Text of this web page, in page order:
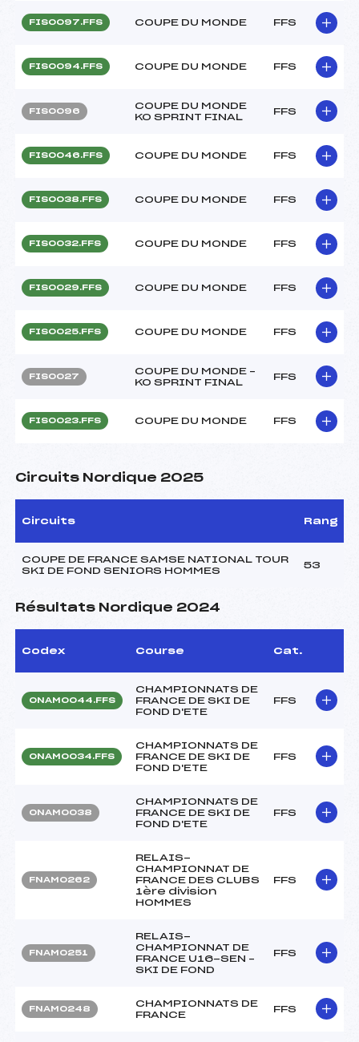
FIS0097.FFS COUPE DU MONDE FFS
FIS0094.FFS COUPE DU MONDE FFS
FIS0096
COUPE DU MONDE
KO SPRINT FINAL
FFS
FIS0046.FFS COUPE DU MONDE FFS
FIS0038.FFS COUPE DU MONDE FFS
FIS0032.FFS COUPE DU MONDE FFS
FIS0029.FFS COUPE DU MONDE FFS
FIS0025.FFS COUPE DU MONDE FFS
FIS0027
COUPE DU MONDE –
KO SPRINT FINAL
FFS
FIS0023.FFS COUPE DU MONDE FFS
Circuits Nordique 2025
Circuits Rang
COUPE DE FRANCE SAMSE NATIONAL TOUR
SKI DE FOND SENIORS HOMMES
53
Résultats Nordique 2024
Codex Course Cat.
ONAM0044.FFS
CHAMPIONNATS DE
FRANCE DE SKI DE
FOND D'ETE
FFS
ONAM0034.FFS
CHAMPIONNATS DE
FRANCE DE SKI DE
FOND D'ETE
FFS
ONAM0038
CHAMPIONNATS DE
FRANCE DE SKI DE
FOND D'ETE
FFS
FNAM0262
RELAIS-
CHAMPIONNAT DE
FRANCE DES CLUBS
1ère division
HOMMES
FFS
FNAM0251
RELAIS-
CHAMPIONNAT DE
FRANCE U16-SEN –
SKI DE FOND
FFS
FNAM0248
CHAMPIONNATS DE
FRANCE
FFS